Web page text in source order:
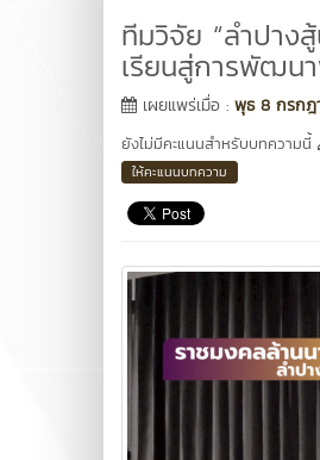
ทีมวิจัย “ลำปาง
เรียนสู่การพัฒน
เผยแพร่เมื่อ : พุธ 8 กรกฎ
ยังไม่มีคะแนนสำหรับบทความนี้
ให้คะแนนบทความ